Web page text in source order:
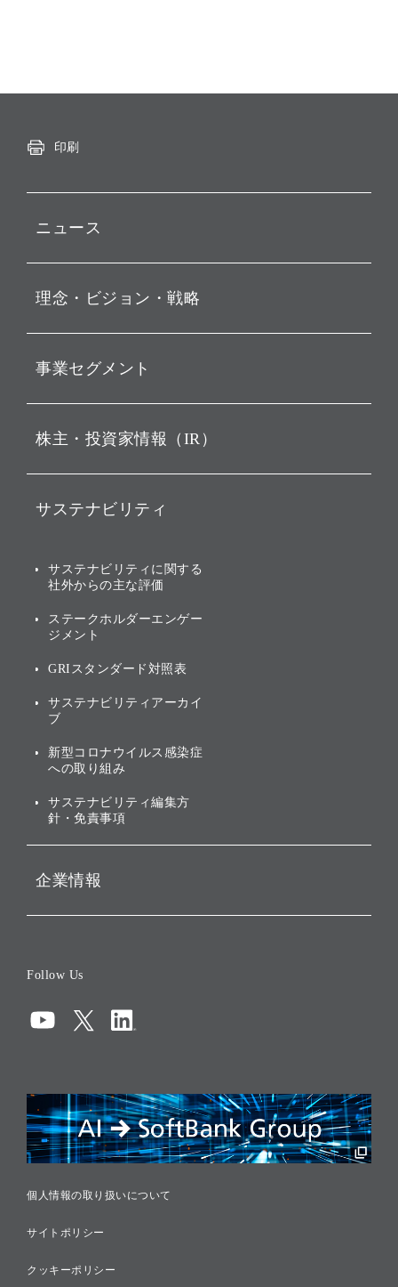
印刷
ニュース
お知らせ
動画配信
理念・ビジョン・戦略
経営理念
ビジョン
戦略
バリュー
ソフトバンクグループの歩
[AI] What dreams are made
事業セグメント
ソフトバンク・ビジョン・
その他
グループ企業一覧
株主・投資家情報（IR）
IRカレンダー
業績・財務
アニュアルレポート
株主・投資家情報（IR）に
サステナビリティ
トップメッセージ
サステナビリティの考え方
ガバナンス
投資先のサステナビリティ
サステナビリティに関する
社外からの主な評価
ステークホルダーエンゲー
ジメント
GRIスタンダード対照表
サステナビリティアーカイ
ブ
新型コロナウイルス感染症
への取り組み
サステナビリティ編集方
針・免責事項
企業情報
コンプライアンス
リスクマネジメント
税務に対する取り組み
採用情報
Follow Us
個人情報の取り扱いについて
サイトポリシー
クッキーポリシー